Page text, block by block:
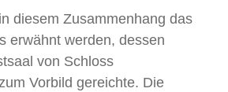
diesem Zusammenhang das
erwähnt werden, dessen
von Schloss
Vorbild gereichte. Die